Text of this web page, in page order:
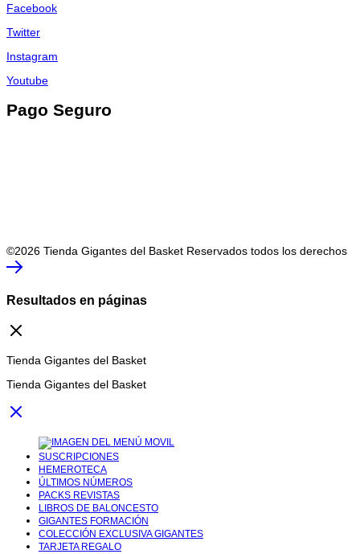
Facebook
Twitter
Instagram
Youtube
Pago Seguro
©2026 Tienda Gigantes del Basket Reservados todos los derechos
Resultados en páginas
Tienda Gigantes del Basket
Tienda Gigantes del Basket
SUSCRIPCIONES
HEMEROTECA
ÚLTIMOS NÚMEROS
PACKS REVISTAS
LIBROS DE BALONCESTO
GIGANTES FORMACIÓN
COLECCIÓN EXCLUSIVA GIGANTES
TARJETA REGALO